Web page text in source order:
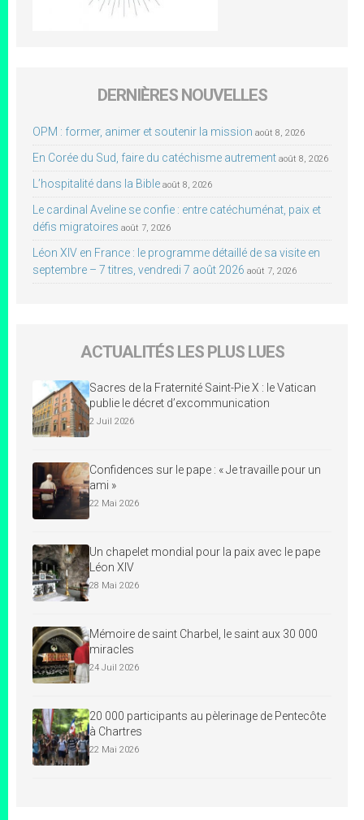
DERNIÈRES NOUVELLES
OPM : former, animer et soutenir la mission août 8, 2026
En Corée du Sud, faire du catéchisme autrement août 8, 2026
L’hospitalité dans la Bible août 8, 2026
Le cardinal Aveline se confie : entre catéchuménat, paix et
défis migratoires août 7, 2026
Léon XIV en France : le programme détaillé de sa visite en
septembre – 7 titres, vendredi 7 août 2026 août 7, 2026
ACTUALITÉS LES PLUS LUES
Sacres de la Fraternité Saint-Pie X : le Vatican
publie le décret d’excommunication
2 Juil 2026
Confidences sur le pape : « Je travaille pour un
ami »
22 Mai 2026
Un chapelet mondial pour la paix avec le pape
Léon XIV
28 Mai 2026
Mémoire de saint Charbel, le saint aux 30 000
miracles
24 Juil 2026
20 000 participants au pèlerinage de Pentecôte
à Chartres
22 Mai 2026